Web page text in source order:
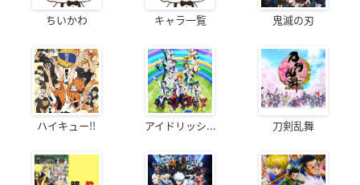
ちいかわ キャラ一覧 鬼滅の刃
ハイキュー!! アイドリッシ... 刀剣乱舞